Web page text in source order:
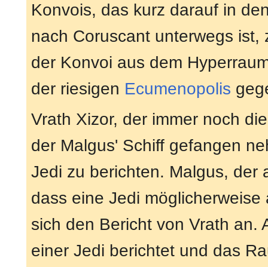
Konvois, das kurz darauf in
nach Coruscant unterwegs
der Konvoi aus dem
der riesigen Ecumenopolis
Vrath Xizor, der immer noch
der Malgus' Schiff gefangen
Jedi zu berichten. Malgus, der
dass eine Jedi
sich den Bericht von Vrath an.
einer Jedi berichtet und das